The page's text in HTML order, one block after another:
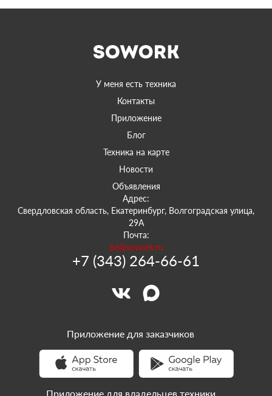
У меня есть техника
Контакты
Приложение
Блог
Техника на карте
Новости
Объявления
Адрес:
Свердловская область, Екатеринбург, Волгоградская улица,
29А
Почта:
66@sowork.ru
+7 (343) 264-66-61
Приложение для заказчиков
Приложение для владельцев техники